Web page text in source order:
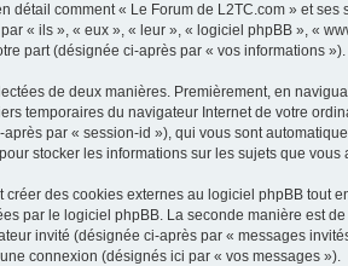
détail comment « Le Forum de L2TC.com » et
« ils », « eux », « leur », « logiciel phpBB », «
part (désignée ci-après par « vos informations »).
de deux manières. Premièrement, en
temporaires du navigateur Internet de votre
par « session-id »), qui vous sont
stocker les informations sur les sujets que
créer des cookies externes au logiciel phpBB tout
par le logiciel phpBB. La seconde manière est
invité (désignée ci-après par « messages
connexion (désignés ici par « vos messages »).